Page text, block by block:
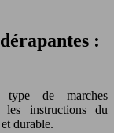
:
type de marches
les instructions du
durable.